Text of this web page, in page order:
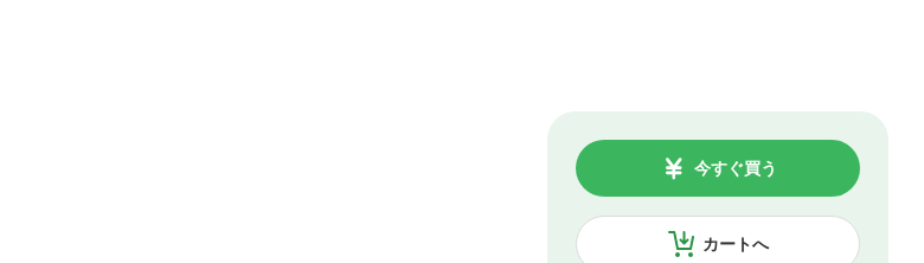
カートへ
今すぐ買う